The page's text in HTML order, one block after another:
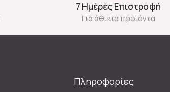
7 Ημέρες Επιστροφή
Για άθικτα προϊόντα
Πληροφορίες